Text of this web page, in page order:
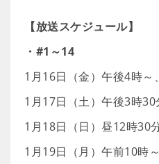
【放送スケジュール】
・#1～14
1月16日（金）午後4時～
1月17日（土）午後3時30
1月18日（日）昼12時30
1月19日（月）午前10時～